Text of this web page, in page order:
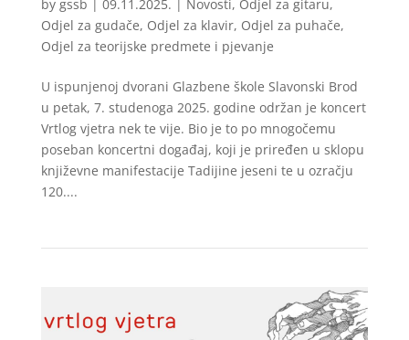
by gssb | 09.11.2025. | Novosti, Odjel za gitaru,
Odjel za gudače, Odjel za klavir, Odjel za puhače,
Odjel za teorijske predmete i pjevanje
U ispunjenoj dvorani Glazbene škole Slavonski Brod
u petak, 7. studenoga 2025. godine održan je koncert
Vrtlog vjetra nek te vije. Bio je to po mnogočemu
poseban koncertni događaj, koji je priređen u sklopu
književne manifestacije Tadijine jeseni te u ozračju
120....